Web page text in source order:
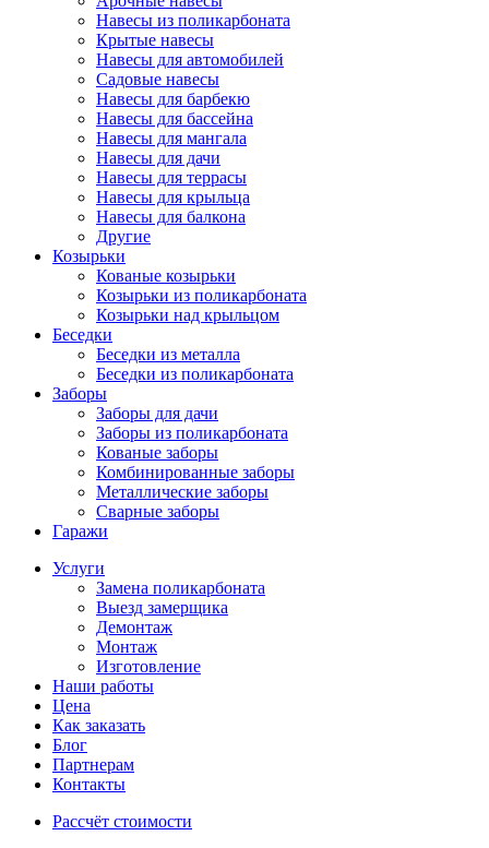
Навесы из поликарбоната
Крытые навесы
Навесы для автомобилей
Садовые навесы
Навесы для барбекю
Навесы для бассейна
Навесы для мангала
Навесы для дачи
Навесы для террасы
Навесы для крыльца
Навесы для балкона
Другие
Козырьки
Кованые козырьки
Козырьки из поликарбоната
Козырьки над крыльцом
Беседки
Беседки из металла
Беседки из поликарбоната
Заборы
Заборы для дачи
Заборы из поликарбоната
Кованые заборы
Комбинированные заборы
Металлические заборы
Сварные заборы
Гаражи
Услуги
Замена поликарбоната
Выезд замерщика
Демонтаж
Монтаж
Изготовление
Наши работы
Цена
Как заказать
Блог
Партнерам
Контакты
Рассчёт стоимости